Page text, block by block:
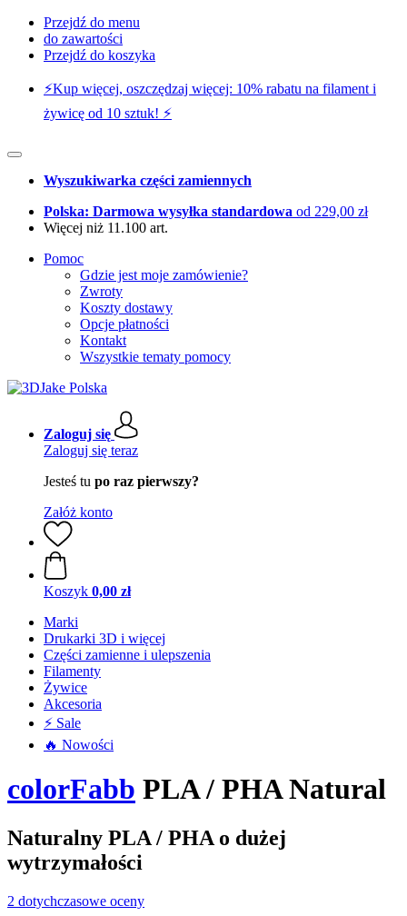
Przejdź do menu
do zawartości
Przejdź do koszyka
⚡️Kup więcej, oszczędzaj więcej: 10% rabatu na filament i
żywicę od 10 sztuk! ⚡️
Wyszukiwarka części zamiennych
Polska: Darmowa wysyłka standardowa od 229,00 zł
Więcej niż 11.100 art.
Pomoc
Gdzie jest moje zamówienie?
Zwroty
Koszty dostawy
Opcje płatności
Kontakt
Wszystkie tematy pomocy
Zaloguj się
Zaloguj się teraz
Jesteś tu po raz pierwszy?
Załóż konto
Koszyk 0,00 zł
Marki
Drukarki 3D i więcej
Części zamienne i ulepszenia
Filamenty
Żywice
Akcesoria
⚡ Sale
🔥 Nowości
colorFabb PLA / PHA Natural
Naturalny PLA / PHA o dużej
wytrzymałości
2 dotychczasowe oceny